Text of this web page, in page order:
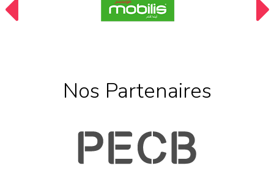
Nos Partenaires